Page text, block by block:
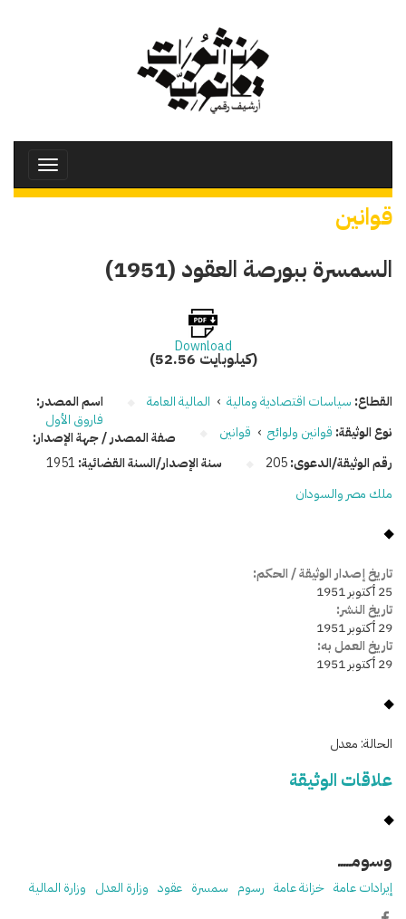
Toggle
قوانين
السمسرة ببورصة العقود (1951)
Download
(52.56 كيلوبايت)
القطاع: سياسات اقتصادية ومالية › المالية العامة
نوع الوثيقة: قوانين ولوائح › قوانين
رقم الوثيقة/الدعوى:205 سنة الإصدار/السنة القضائية: 1951
اسم المصدر:
فاروق الأول
صفة المصدر / جهة الإصدار:
ملك مصر والسودان
تاريخ إصدار الوثيقة / الحكم:
25 أكتوبر 1951
تاريخ النشر:
29 أكتوبر 1951
تاريخ العمل به:
29 أكتوبر 1951
الحالة: معدل
علاقات الوثيقة
وسومـــــ
إيرادات عامة خزانة عامة رسوم سمسرة عقود وزارة العدل وزارة المالية